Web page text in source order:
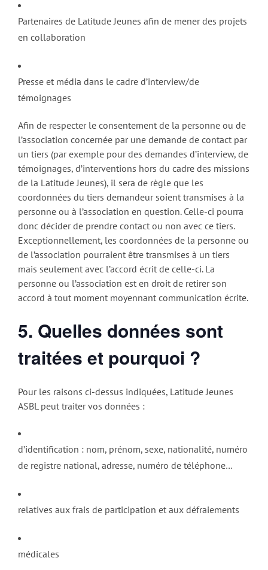
Partenaires de Latitude Jeunes afin de mener des projets
en collaboration
Presse et média dans le cadre d’interview/de
témoignages
Afin de respecter le consentement de la personne ou de
l’association concernée par une demande de contact par
un tiers (par exemple pour des demandes d’interview, de
témoignages, d’interventions hors du cadre des missions
de la Latitude Jeunes), il sera de règle que les
coordonnées du tiers demandeur soient transmises à la
personne ou à l’association en question. Celle-ci pourra
donc décider de prendre contact ou non avec ce tiers.
Exceptionnellement, les coordonnées de la personne ou
de l’association pourraient être transmises à un tiers
mais seulement avec l’accord écrit de celle-ci. La
personne ou l’association est en droit de retirer son
accord à tout moment moyennant communication écrite.
5. Quelles données sont
traitées et pourquoi ?
Pour les raisons ci-dessus indiquées, Latitude Jeunes
ASBL peut traiter vos données :
d’identification : nom, prénom, sexe, nationalité, numéro
de registre national, adresse, numéro de téléphone…
relatives aux frais de participation et aux défraiements
médicales